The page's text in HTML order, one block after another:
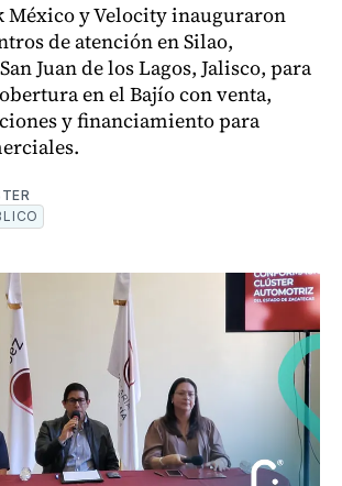
y Velocity inauguraron
de atención en Silao,
Juan de los Lagos, Jalisco, para
en el Bajío con venta,
y financiamiento para